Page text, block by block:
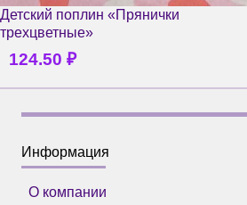
Детский поплин «Прянички
трехцветные»
124.50 ₽
Информация
О компании